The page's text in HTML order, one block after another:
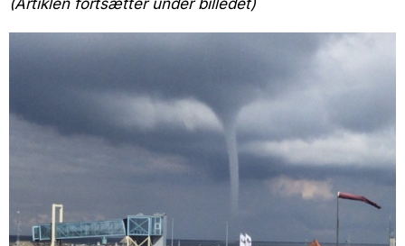
(Artiklen fortsætter under billedet)